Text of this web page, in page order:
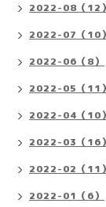
2022-08（12）
2022-07（10）
2022-06（8）
2022-05（11）
2022-04（10）
2022-03（16）
2022-02（11）
2022-01（6）